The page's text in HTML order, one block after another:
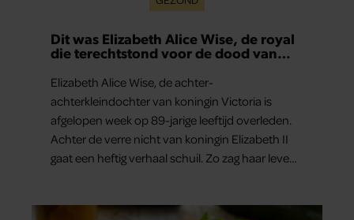
Dit was Elizabeth Alice Wise, de royal
die terechtstond voor de dood van
Elizabeth Alice Wise, de achter-
achterkleindochter van koningin Victoria is
afgelopen week op 89-jarige leeftijd overleden.
Achter de verre nicht van koningin Elizabeth II
gaat een heftig verhaal schuil. Zo zag haar leven